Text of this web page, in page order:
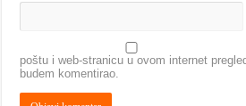
poštu i web-stranicu u ovom internet
budem komentirao.